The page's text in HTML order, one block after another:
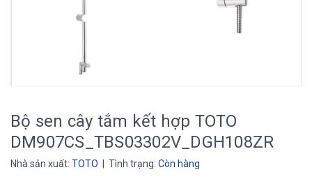
Bộ sen cây tắm kết hợp TOTO
DM907CS_TBS03302V_DGH108ZR
Nhà sản xuất: TOTO | Tình trạng: Còn hàng